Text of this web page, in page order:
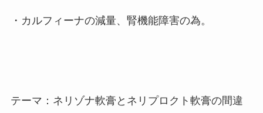
・カルフィーナの減量、腎機能障害の為。
テーマ：ネリゾナ軟膏とネリプロクト軟膏の間違